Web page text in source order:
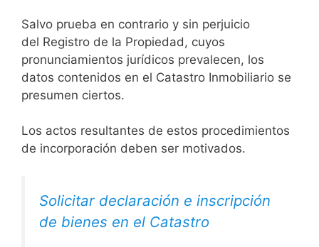
Salvo prueba en contrario y sin perjuicio
del Registro de la Propiedad, cuyos
pronunciamientos jurídicos prevalecen, los
datos contenidos en el Catastro Inmobiliario se
presumen ciertos.
Los actos resultantes de estos procedimientos
de incorporación deben ser motivados.
Solicitar declaración e inscripción
de bienes en el Catastro